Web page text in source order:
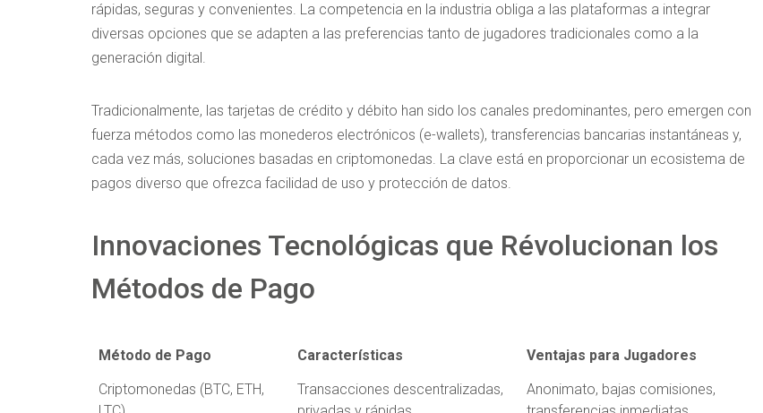
rápidas, seguras y convenientes. La competencia en la industria obliga a las plataformas a integrar
diversas opciones que se adapten a las preferencias tanto de jugadores tradicionales como a la
generación digital.
Tradicionalmente, las tarjetas de crédito y débito han sido los canales predominantes, pero emergen con
fuerza métodos como las monederos electrónicos (e-wallets), transferencias bancarias instantáneas y,
cada vez más, soluciones basadas en criptomonedas. La clave está en proporcionar un ecosistema de
pagos diverso que ofrezca facilidad de uso y protección de datos.
Innovaciones Tecnológicas que Révolucionan los
Métodos de Pago
Método de Pago Características
Ventajas para Jugadores
Criptomonedas (BTC, ETH,
Transacciones descentralizadas,
Anonimato, bajas comisiones,